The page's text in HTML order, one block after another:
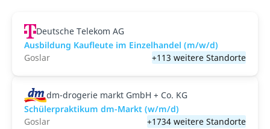
Deutsche Telekom AG
Ausbildung Kaufleute im Einzelhandel (m/w/d)
Goslar
+113 weitere Standorte
dm-drogerie markt GmbH + Co. KG
Schülerpraktikum dm-Markt (w/m/d)
Goslar
+1734 weitere Standorte